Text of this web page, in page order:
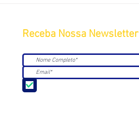
Receba Nossa Newsletter